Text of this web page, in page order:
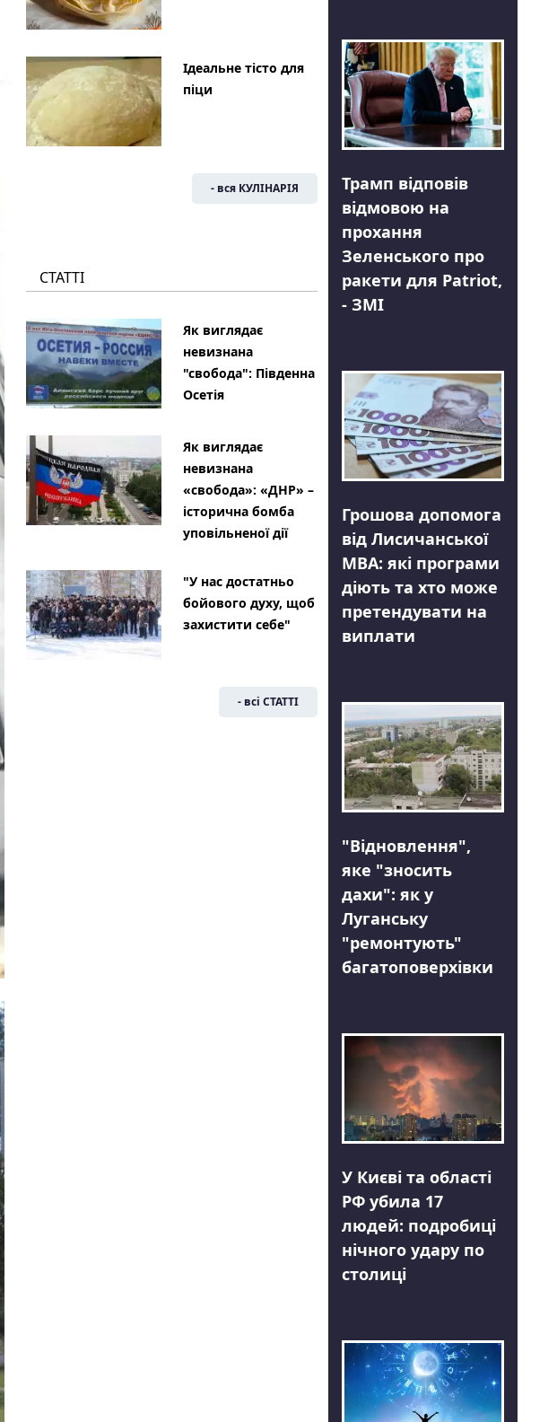
Ідеальне тісто для
піци
- вся КУЛІНАРІЯ
СТАТТІ
Як виглядає
невизнана
"свобода": Південна
Осетія
Як виглядає
невизнана
«свобода»: «ДНР» –
історична бомба
уповільненої дії
"У нас достатньо
бойового духу, щоб
захистити себе"
- всі СТАТТІ
Трамп відповів
відмовою на
прохання
Зеленського про
ракети для Patriot,
- ЗМІ
Грошова допомога
від Лисичанської
МВА: які програми
діють та хто може
претендувати на
виплати
"Відновлення",
яке "зносить
дахи": як у
Луганську
"ремонтують"
багатоповерхівки
У Києві та області
РФ убила 17
людей: подробиці
нічного удару по
столиці